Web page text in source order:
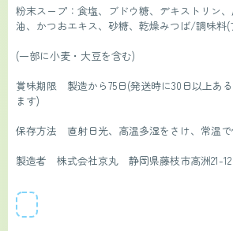
粉末スープ：食塩、ブドウ糖、デキストリン
油、かつおエキス、砂糖、乾燥みつば/調味料
(一部に小麦・大豆を含む)
賞味期限　製造から75日(発送時に30日以上あ
ます)
保存方法　直射日光、高温多湿をさけ、常温
製造者　株式会社京丸　静岡県藤枝市高洲21-12